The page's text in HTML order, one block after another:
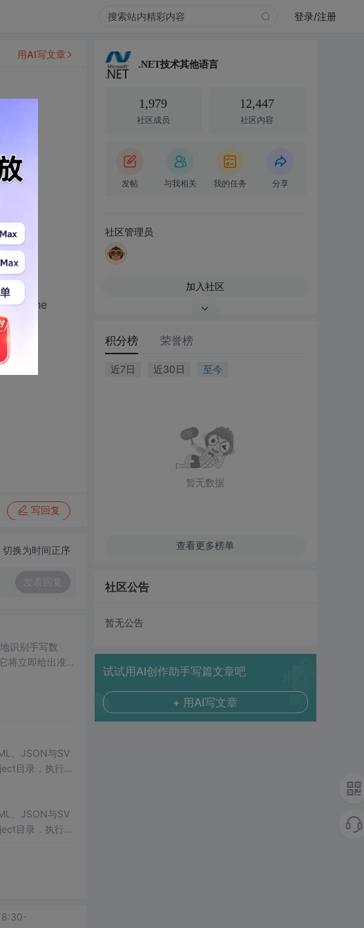
登录/注册
use the
写回复
用AI写文章
切换为时间正序
发表回复
识别手写数
将立即给出准确
、JSON与SV
目录，执行np
、JSON与SV
目录，执行np
8:30-
.NET技术其他语言
1,979
社区成员
12,447
社区内容
发帖 与我相关 我的任务 分享
社区管理员
加入社区
积分榜 荣誉榜
近7日 近30日 至今
暂无数据
查看更多榜单
社区公告
暂无公告
试试用AI创作助手写篇文章吧
+ 用AI写文章